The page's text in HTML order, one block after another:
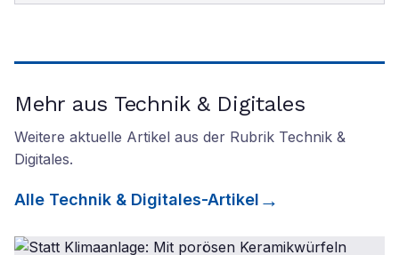
Mehr aus Technik & Digitales
Weitere aktuelle Artikel aus der Rubrik Technik &
Digitales.
Alle Technik & Digitales-Artikel